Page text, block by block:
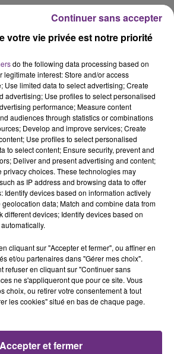
votre vie privée est notre priorité
do the following data processing based on
legitimate interest: Store and/or access
Use limited data to select advertising; Create
advertising; Use profiles to select personalised
performance; Measure content
audiences through statistics or combinations
Develop and improve services; Create
Use profiles to select personalised
to select content; Ensure security, prevent and
Deliver and present advertising and content;
privacy choices. These technologies may
as IP address and browsing data to offer
Identify devices based on information actively
data; Match and combine data from
different devices; Identify devices based on
cliquant sur "Accepter et fermer", ou affiner en
et/ou partenaires dans "Gérer mes choix".
refuser en cliquant sur "Continuer sans
ne s'appliqueront que pour ce site. Vous
choix, ou retirer votre consentement à tout
les cookies" situé en bas de chaque page.
Accepter et fermer
Continuer sans accepter